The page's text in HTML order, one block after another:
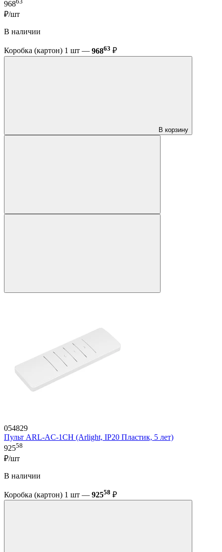
968
₽/шт
В наличии
Коробка (картон) 1 шт — 96863 ₽
В корзину
054829
Пульт ARL-AC-1CH (Arlight, IP20 Пластик, 5 лет)
92558
₽/шт
В наличии
Коробка (картон) 1 шт — 92558 ₽